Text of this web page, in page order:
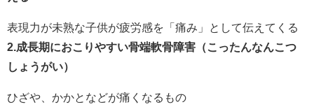
表現力が未熟な子供が疲労感を「痛み」として伝えてくる
2.成長期におこりやすい骨端軟骨障害（こったんなんこつ
しょうがい）
ひざや、かかとなどが痛くなるもの